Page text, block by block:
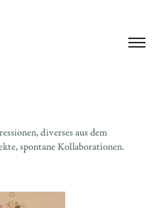
diverses aus dem
spontane Kollaborationen.